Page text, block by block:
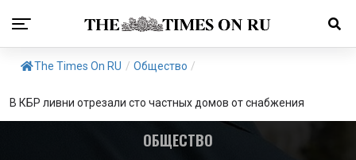
The Times On RU / Общество /
В КБР ливни отрезали сто частных домов от снабжения
ОБЩЕСТВО